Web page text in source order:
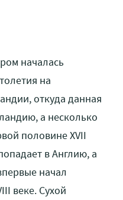
началась
на
откуда данная
а несколько
половине XVII
в Англию, а
начал
веке. Сухой